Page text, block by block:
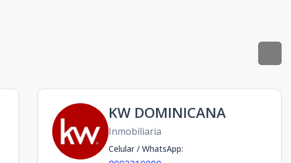
KW DOMINICANA
Inmobiliaria
Celular / WhatsApp: